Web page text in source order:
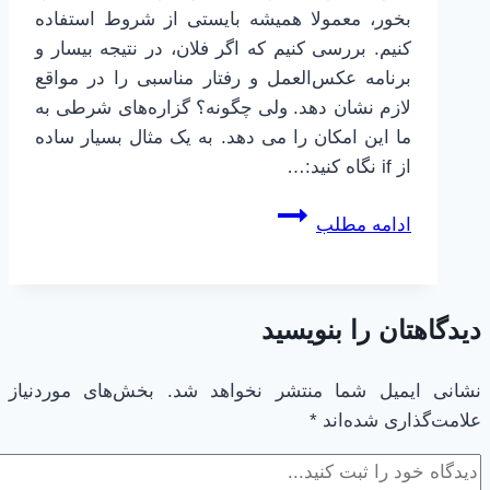
بخور، معمولا همیشه بایستی از شروط استفاده
کنیم. بررسی کنیم که اگر فلان، در نتیجه بیسار و
برنامه عکس‌العمل و رفتار مناسبی را در مواقع
لازم نشان دهد. ولی چگونه؟ گزاره‌های شرطی به
ما این امکان را می دهد. به یک مثال بسیار ساده
از if نگاه کنید:…
ادامه مطلب
پایتون
20
اجرای
شرطی
|
اجرای
دیدگاهتان را بنویسید
نشانی ایمیل شما منتشر نخواهد شد.
بخش‌های موردنیاز
علامت‌گذاری شده‌اند *